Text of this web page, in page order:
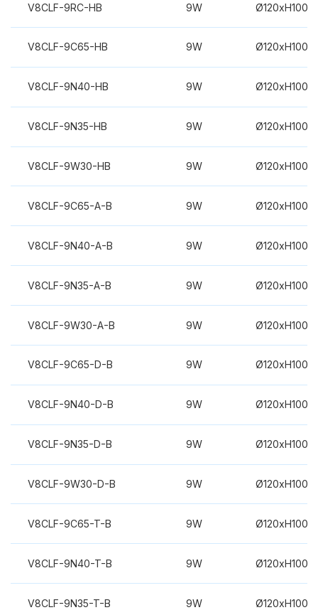
V8CLF-9RC-HB 9W
V8CLF-9C65-HB 9W
V8CLF-9N40-HB 9W
V8CLF-9N35-HB 9W
V8CLF-9W30-HB 9W
V8CLF-9C65-A-B 9W
V8CLF-9N40-A-B 9W
V8CLF-9N35-A-B 9W
V8CLF-9W30-A-B 9W
V8CLF-9C65-D-B 9W
V8CLF-9N40-D-B 9W
V8CLF-9N35-D-B 9W
V8CLF-9W30-D-B 9W
V8CLF-9C65-T-B 9W
V8CLF-9N40-T-B 9W
V8CLF-9N35-T-B 9W